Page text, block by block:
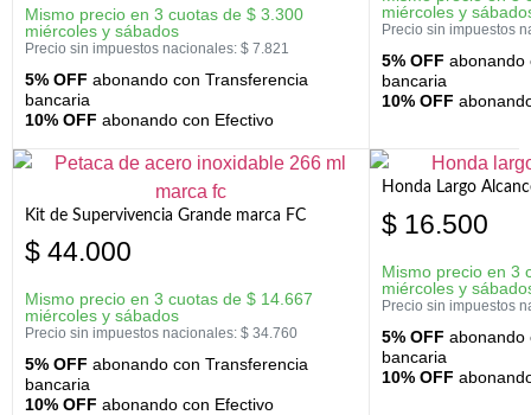
Mismo precio en 3 cuotas de $ 3.300
miércoles y sábados
Precio sin impuestos nacionales: $ 7.821
5% OFF abonando con Transferencia
bancaria
10% OFF abonando con Efectivo
miércoles y
Precio sin impuestos
5% OFF abonando
bancaria
10% OFF
Kit de Supervivencia Grande marca FC
$ 44.000
Mismo precio en 3 cuotas de $ 14.667
miércoles y sábados
Precio sin impuestos nacionales: $ 34.760
5% OFF abonando con Transferencia
bancaria
10% OFF abonando con Efectivo
Honda Largo
$ 16.500
Mismo precio en 3
miércoles y
Precio sin impuestos
5% OFF abonando
bancaria
10% OFF